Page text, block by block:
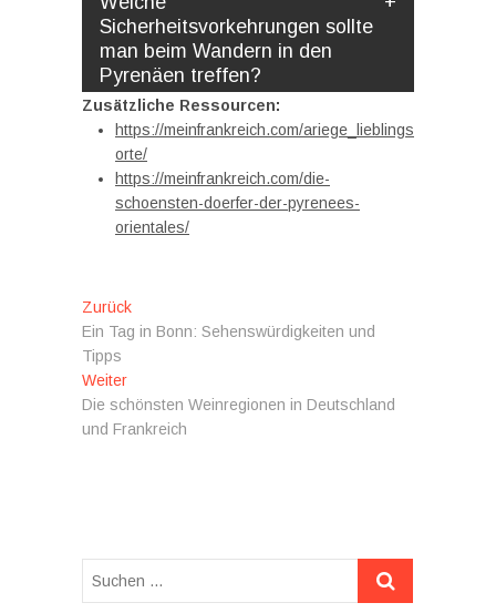
Sicherheitsvorkehrungen sollte
man beim Wandern in den
Pyrenäen treffen?
Zusätzliche Ressourcen:
https://meinfrankreich.com/ariege_lieblings
orte/
https://meinfrankreich.com/die-
schoensten-doerfer-der-pyrenees-
orientales/
Beitragsnavigation
ZurückVorheriger
Beitrag:
Ein Tag in Bonn: Sehenswürdigkeiten und
Tipps
WeiterNächster
Beitrag:
Die schönsten Weinregionen in Deutschland
und Frankreich
Suchen